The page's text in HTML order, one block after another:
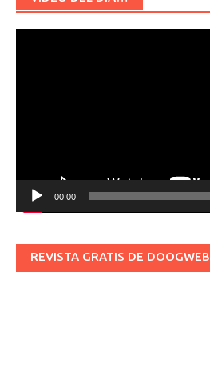
00:00
REVISTA GRATIS DE DOOGWEB